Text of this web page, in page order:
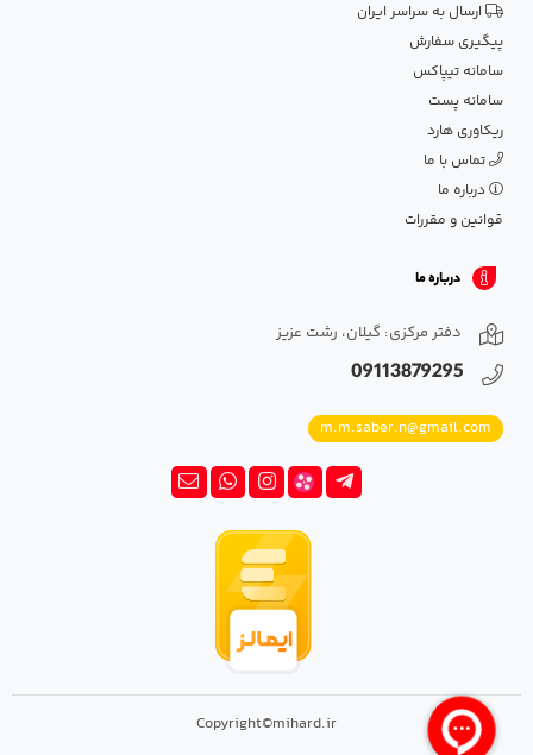
ارسال به سراسر ایران
پیگیری سفارش
سامانه تیپاکس
سامانه پست
ریکاوری هارد
تماس با ما
درباره ما
قوانین و مقررات
درباره ما
دفتر مرکزی: گیلان، رشت عزیز
09113879295
m.m.saber.n@gmail.com
Copyright©mihard.ir